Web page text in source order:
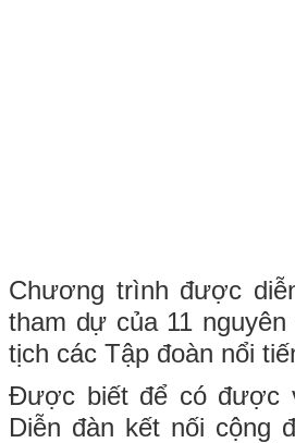
Chương trình được
tham dự của 11
tịch các Tập đoàn nổi
Được biết để có được
Diễn đàn kết nối cộng